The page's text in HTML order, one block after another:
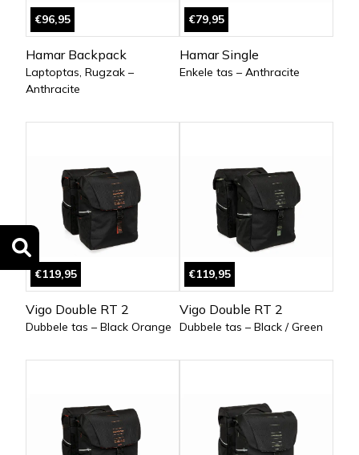
€96,95
Hamar Backpack
Laptoptas, Rugzak –
Anthracite
€79,95
Hamar Single
Enkele tas – Anthracite
€119,95
Vigo Double RT 2
Dubbele tas – Black Orange
€119,95
Vigo Double RT 2
Dubbele tas – Black / Green